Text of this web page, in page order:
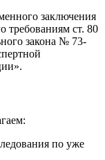
заключения
требованиям ст. 80
закона № 73-
по уже